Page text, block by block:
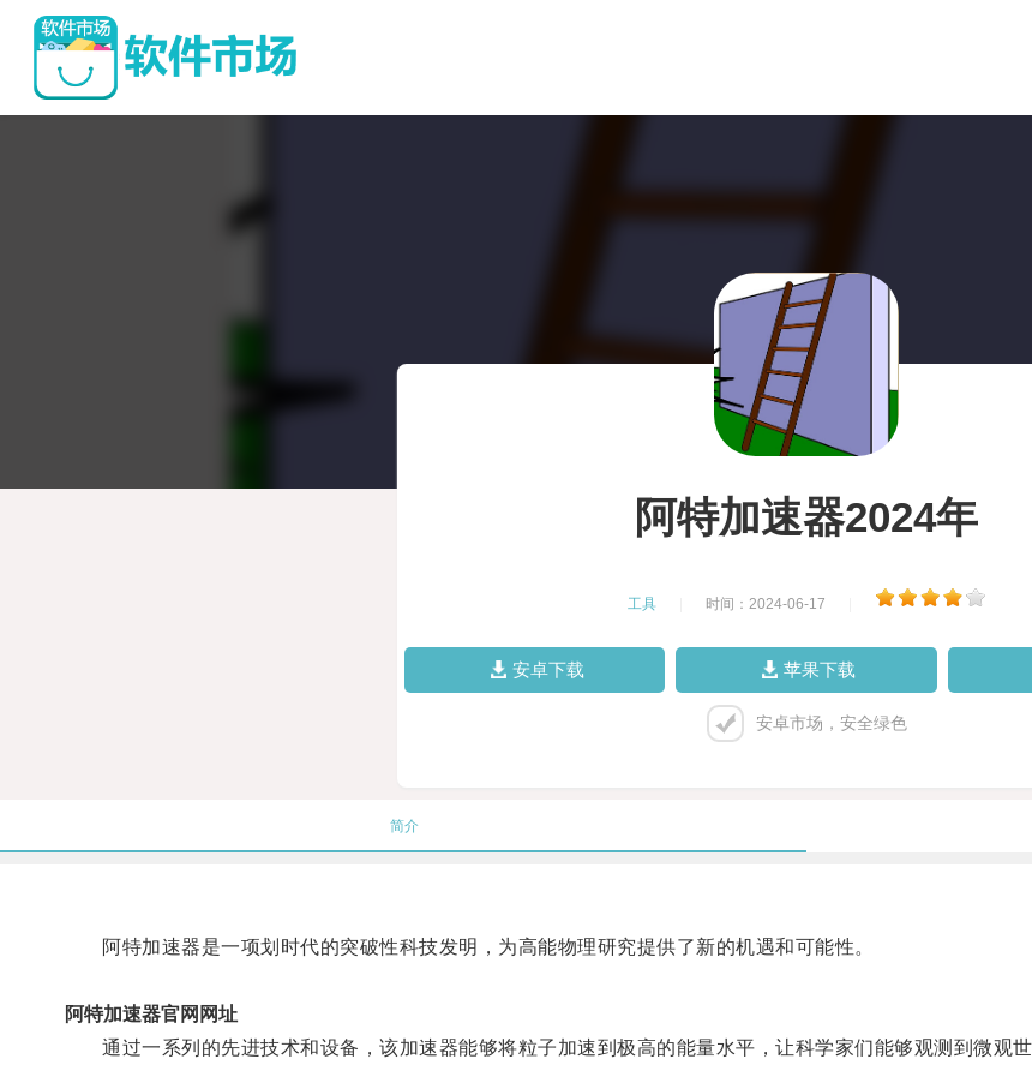
阿特加速器2024年
工具 时间：2024-06-17
安卓下载 苹果下载
安卓市场，安全绿色
简介
阿特加速器是一项划时代的突破性科技发明，为高能物理研究提供了新的机遇和可能性。
阿特加速器官网网址
通过一系列的先进技术和设备，该加速器能够将粒子加速到极高的能量水平，让科学家们能够观测到微观世